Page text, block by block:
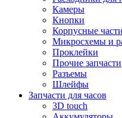
Камеры
Кнопки
Корпусные части
Микросхемы и
Проклейки
Прочие запчасти
Разъемы
Шлейфы
Запчасти для часов
3D touch